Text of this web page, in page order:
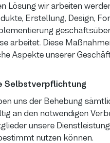
Lösung wir arbeiten
Erstellung, Design,
arbeitet. Diese
Aspekte unserer
Selbstverpflichtung
uns der Behebung
an den notwendigen
unsere
nutzen können.